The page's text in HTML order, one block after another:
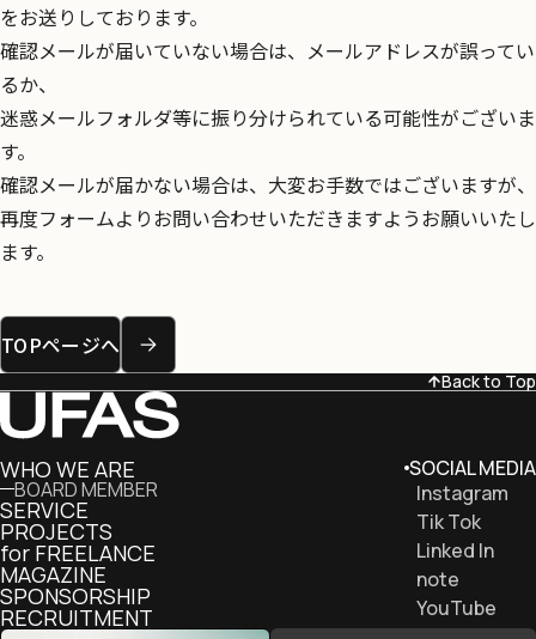
をお送りしております。
確認メールが届いていない場合は、メールアドレスが誤ってい
るか、
迷惑メールフォルダ等に振り分けられている可能性がございま
す。
確認メールが届かない場合は、大変お手数ではございますが、
再度フォームよりお問い合わせいただきますようお願いいたし
ます。
TOPページへ
Back to Top
WHO WE ARE
BOARD MEMBER
SERVICE
PROJECTS
for FREELANCE
MAGAZINE
SPONSORSHIP
RECRUITMENT
SOCIAL MEDIA
Instagram
Tik Tok
Linked In
note
YouTube